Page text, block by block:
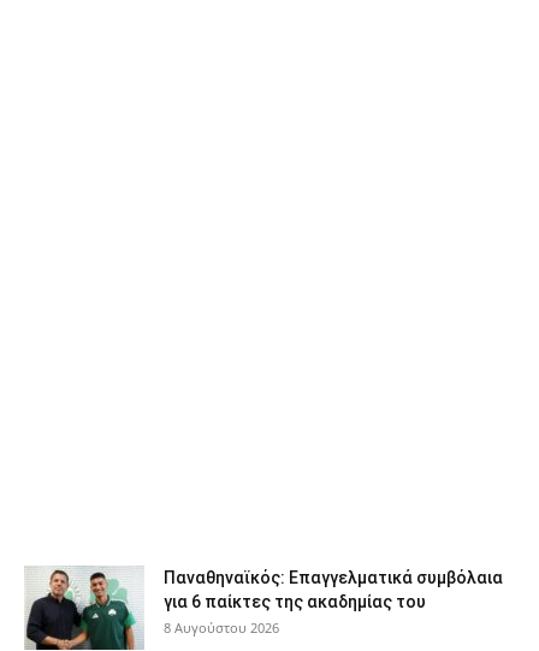
Παναθηναϊκός: Επαγγελματικά συμβόλαια
για 6 παίκτες της ακαδημίας του
8 Αυγούστου 2026